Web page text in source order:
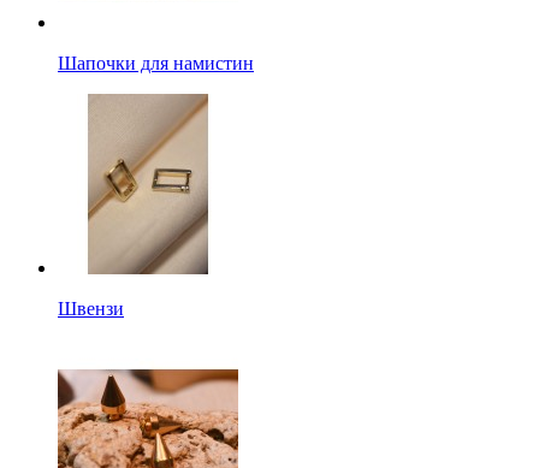
Шапочки для намистин
Швензи